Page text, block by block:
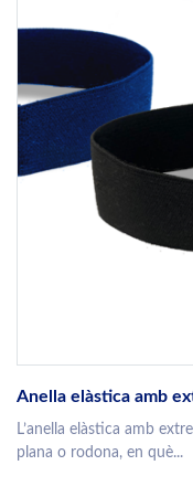
Anella elàstica amb
L’anella elàstica amb
plana o rodona, en què...